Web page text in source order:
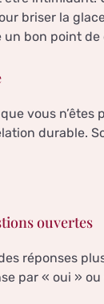
briser la
bon point de
vous
durable.
ouvertes
réponses
par « oui »